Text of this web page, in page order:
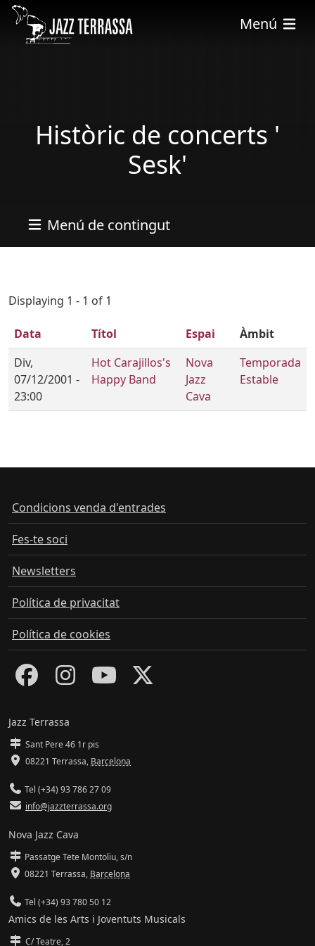
Vés al contingut
Menú
Històric de concerts '
Sesk'
Menú de contingut
Displaying 1 - 1 of 1
Data Títol Espai
Àmbit
Div,
07/12/2001 -
23:00
Hot Carajillos's
Happy Band
Nova
Jazz
Cava
Temporada
Estable
Condicions venda d'entrades
Fes-te soci
Newsletters
Política de privacitat
Política de cookies
Jazz Terrassa
Sant Pere 46 1r pis
08221 Terrassa, Barcelona
Tel (+34) 93 786 27 09
info@jazzterrassa.org
Nova Jazz Cava
Passatge Tete Montoliu, s/n
08221 Terrassa, Barcelona
Tel (+34) 93 780 50 12
Amics de les Arts i Joventuts Musicals
C/ Teatre, 2